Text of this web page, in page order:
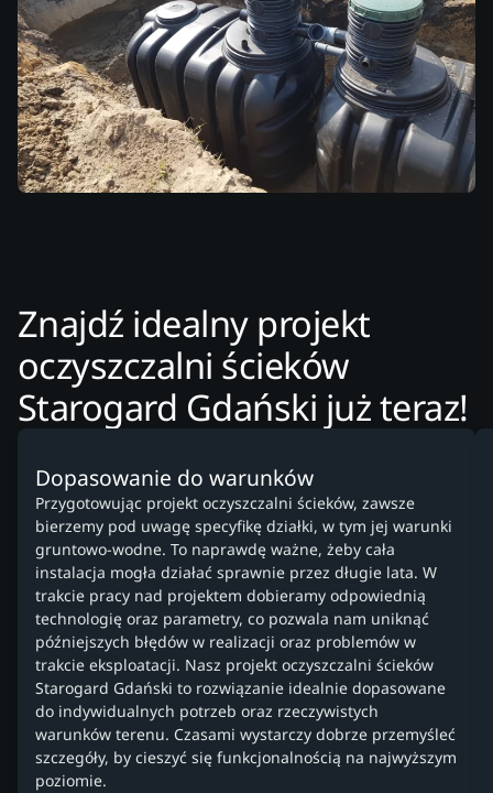
Znajdź idealny projekt
oczyszczalni ścieków
Starogard Gdański już teraz!
Dopasowanie do warunków
Przygotowując projekt oczyszczalni ścieków, zawsze
bierzemy pod uwagę specyfikę działki, w tym jej warunki
gruntowo-wodne. To naprawdę ważne, żeby cała
instalacja mogła działać sprawnie przez długie lata. W
trakcie pracy nad projektem dobieramy odpowiednią
technologię oraz parametry, co pozwala nam uniknąć
późniejszych błędów w realizacji oraz problemów w
trakcie eksploatacji. Nasz projekt oczyszczalni ścieków
Starogard Gdański to rozwiązanie idealnie dopasowane
do indywidualnych potrzeb oraz rzeczywistych
warunków terenu. Czasami wystarczy dobrze przemyśleć
szczegóły, by cieszyć się funkcjonalnością na najwyższym
poziomie.